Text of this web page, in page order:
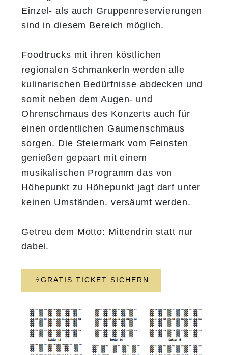
Einzel- als auch Gruppenreservierungen
sind in diesem Bereich möglich.
Foodtrucks mit ihren köstlichen
regionalen Schmankerln werden alle
kulinarischen Bedürfnisse abdecken und
somit neben dem Augen- und
Ohrenschmaus des Konzerts auch für
einen ordentlichen Gaumenschmaus
sorgen. Die Steiermark vom Feinsten
genießen gepaart mit einem
musikalischen Programm das von
Höhepunkt zu Höhepunkt jagt darf unter
keinen Umständen. versäumt werden.
Getreu dem Motto: Mittendrin statt nur
dabei.
GRATIS TICKET SICHERN